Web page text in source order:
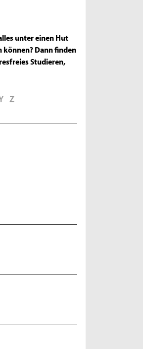
unter einen Hut
Dann finden
Studieren,
Z